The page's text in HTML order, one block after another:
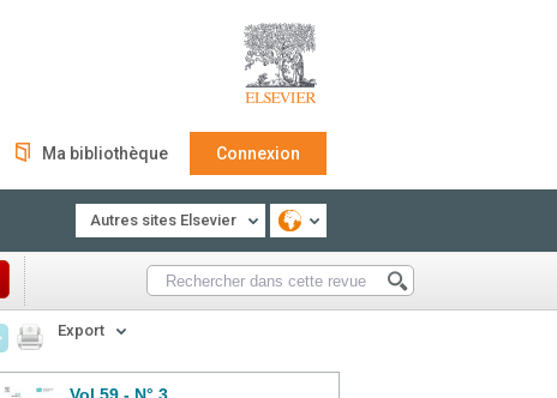
Ma bibliothèque Connexion
Autres sites Elsevier
Export